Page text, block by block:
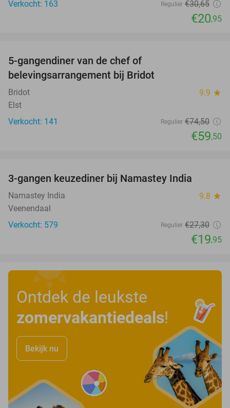
Verkocht: 163 Regulier €30,65
€20,95
5-gangendiner van de chef of
belevingsarrangement bij Bridot
Bridot 9.9 star
Elst
Verkocht: 141
Regulier €74,50
€59,50
3-gangen keuzediner bij Namastey India
Namastey India 9.8 star
Veenendaal
Verkocht: 579
Regulier €27,30
€19,95
Ontdek de leukste
zomervakantiedeals!
Bekijk nu